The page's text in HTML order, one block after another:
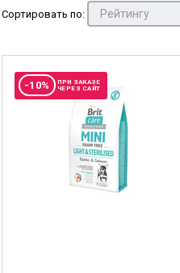
Сортировать по:
-10%
ПРИ ЗАКАЗЕ
ЧЕРЕЗ САЙТ